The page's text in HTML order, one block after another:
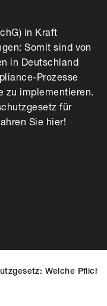
in Kraft
Somit sind von
in Deutschland
Prozesse
zu implementieren.
für
Sie hier!
Welche